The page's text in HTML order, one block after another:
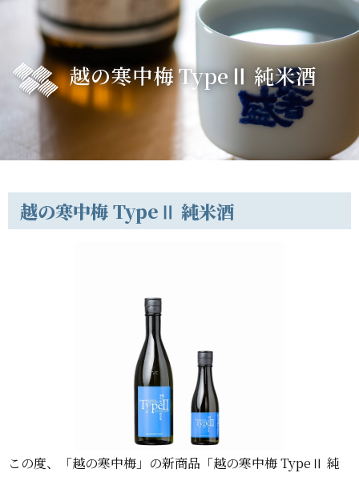
越の寒中梅 TypeⅡ 純米酒
越の寒中梅 TypeⅡ 純米酒
この度、「越の寒中梅」の新商品「越の寒中梅 TypeⅡ 純